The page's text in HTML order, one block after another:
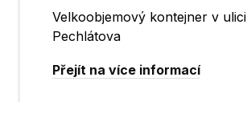
Velkoobjemový kontejner v
Pechlátova
Přejít na více informací